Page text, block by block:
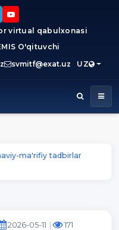
virtual qabulxonasi
O'qituvchi
svmitf@exat.uz UZ
ma'rifiy tadbirlar
2026-05-11 171